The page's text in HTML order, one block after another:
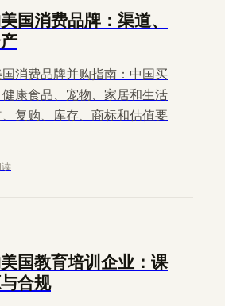
国消费品牌：渠道、
消费品牌并购指南：中国买
康食品、宠物、家居和生活
复购、库存、商标和估值要
国教育培训企业：课
合规